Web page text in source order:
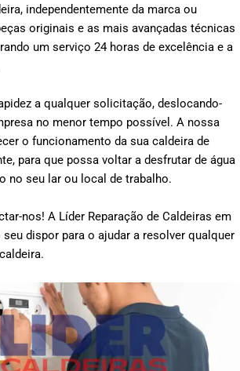
independentemente da marca ou
originais e as mais avançadas técnicas
um serviço 24 horas de excelência e a
a qualquer solicitação, deslocando-
no menor tempo possível. A nossa
o funcionamento da sua caldeira de
para que possa voltar a desfrutar de água
no seu lar ou local de trabalho.
nos! A Líder Reparação de Caldeiras em
dispor para o ajudar a resolver qualquer